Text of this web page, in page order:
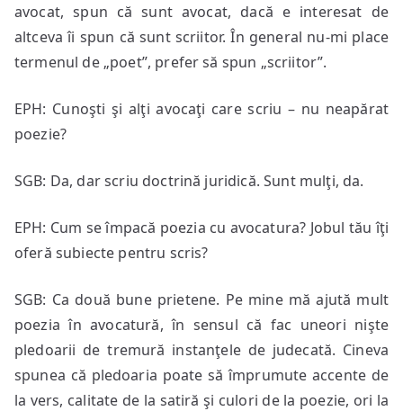
avocat, spun că sunt avocat, dacă e interesat de
altceva îi spun că sunt scriitor. În general nu-mi place
termenul de „poet”, prefer să spun „scriitor”.
EPH: Cunoşti şi alţi avocaţi care scriu – nu neapărat
poezie?
SGB: Da, dar scriu doctrină juridică. Sunt mulţi, da.
EPH: Cum se împacă poezia cu avocatura? Jobul tău îţi
oferă subiecte pentru scris?
SGB: Ca două bune prietene. Pe mine mă ajută mult
poezia în avocatură, în sensul că fac uneori nişte
pledoarii de tremură instanţele de judecată. Cineva
spunea că pledoaria poate să împrumute accente de
la vers, calitate de la satiră şi culori de la poezie, ori la